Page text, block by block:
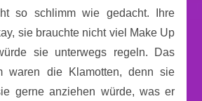
so schlimm wie gedacht. Ihre
sie brauchte nicht viel Make Up
sie unterwegs regeln. Das
waren die Klamotten, denn sie
gerne anziehen würde, was er